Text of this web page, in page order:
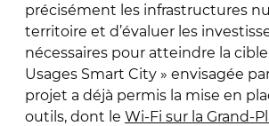
précisément les infrastructures
territoire et d’évaluer les
nécessaires pour atteindre la cible
Usages Smart City » envisagée
projet a déjà permis la mise en
outils, dont le Wi-Fi sur la Grand-